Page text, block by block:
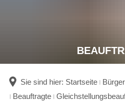
Sie sind hier: Startseite
Beauftragte